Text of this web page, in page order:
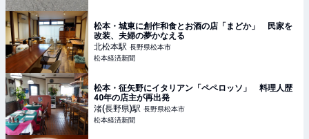
松本・城東に創作和食とお酒の店「まどか」 民家を
改装、夫婦の夢かなえる
北松本駅 長野県松本市
松本経済新聞
松本・征矢野にイタリアン「ペペロッソ」 料理人歴
40年の店主が再出発
渚(長野県)駅 長野県松本市
松本経済新聞